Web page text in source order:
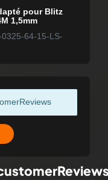
pour Blitz
1,5mm
64-15-LS-